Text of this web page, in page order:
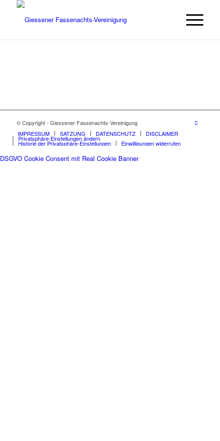
© Copyright - Giessener Fassenachts-Vereinigung
IMPRESSUM
SATZUNG DATENSCHUTZ DISCLAIMER
Privatsphäre-Einstellungen ändern
Historie der Privatsphäre-Einstellungen Einwilligungen widerrufen
DSGVO Cookie Consent mit Real Cookie Banner